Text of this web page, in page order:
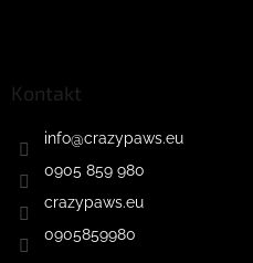
Kontakt
info@crazypaws.eu
0905 859 980
crazypaws.eu
0905859980